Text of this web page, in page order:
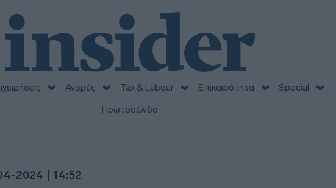
Αγορές Tax & Labour Επικαιρότητα Special
Πρωτοσέλιδα
2024 | 14:52